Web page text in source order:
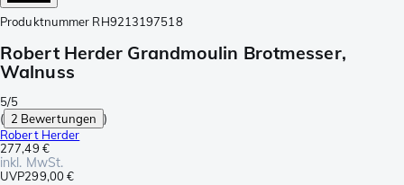
Produktnummer RH9213197518
Robert Herder Grandmoulin Brotmesser,
Walnuss
5/5
( 2 Bewertungen )
Robert Herder
277,49 €
inkl. MwSt.
UVP299,00 €